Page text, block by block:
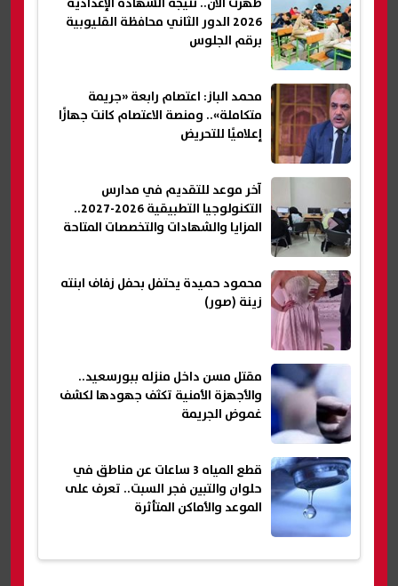
2026 الدور الثاني محافظة القليوبية
برقم الجلوس
محمد الباز: اعتصام رابعة «جريمة
متكاملة».. ومنصة الاعتصام كانت جهازًا
إعلاميًا للتحريض
آخر موعد للتقديم في مدارس
التكنولوجيا التطبيقية 2026-2027..
المزايا والشهادات والتخصصات المتاحة
محمود حميدة يحتفل بحفل زفاف ابنته
زينة (صور)
مقتل مسن داخل منزله ببورسعيد..
والأجهزة الأمنية تكثف جهودها لكشف
غموض الجريمة
قطع المياه 3 ساعات عن مناطق في
حلوان والتبين فجر السبت.. تعرف على
الموعد والأماكن المتأثرة